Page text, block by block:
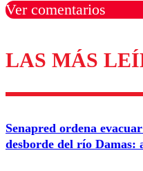
Ver comentarios
Los comentarios son
Nombre
Correo
LAS MÁS
Senapred ordena
desborde del río Damas: